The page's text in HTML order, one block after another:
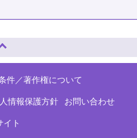
件／著作権について
情報保護方針 お問い合わせ
イト